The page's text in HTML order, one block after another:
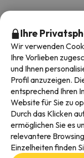
Verfügbare
Ihre
Wir verwenden
Ihre Vorlieben
und Ihnen
Profil anzuzeigen.
entsprechend Ihren
Website für Sie zu
Durch das Klicken
ermöglichen Sie es
relevantere
Einzelheiten finden